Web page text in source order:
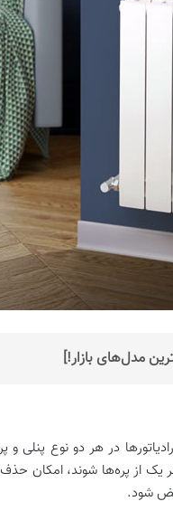
مدل‌های بازار!]
در هر دو نوع پنلی و
یک از پره‌ها شوند، امکان
شود.